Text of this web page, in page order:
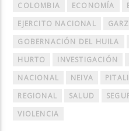
COLOMBIA
ECONOMÍA
EJERCITO NACIONAL
GOBERNACIÓN DEL HUILA
HURTO
INVESTIGACIÓN
NACIONAL
NEIVA
REGIONAL
SALUD
VIOLENCIA